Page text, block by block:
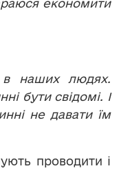
економити
в наших людях.
бути свідомі. І
не давати їм
проводити і